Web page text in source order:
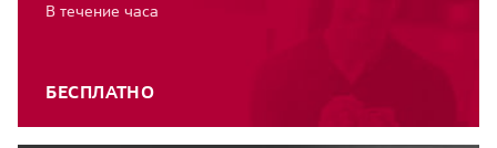
В течение часа
БЕСПЛАТНО